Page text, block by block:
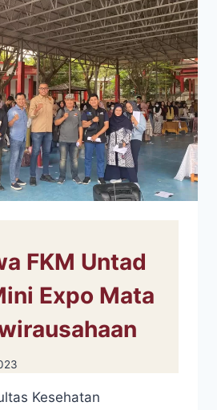
FKM Untad
Expo Mata
Kesehatan